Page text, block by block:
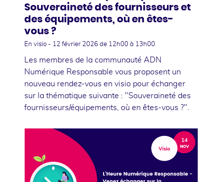
Souveraineté des fournisseurs et
des équipements, où en êtes-
vous ?
En visio - 12 février 2026 de 12h00 à 13h00
Les membres de la communauté ADN
Numérique Responsable vous proposent un
nouveau rendez-vous en visio pour échanger
sur la thématique suivante : "Souveraineté des
fournisseurs/équipements, où en êtes-vous ?".